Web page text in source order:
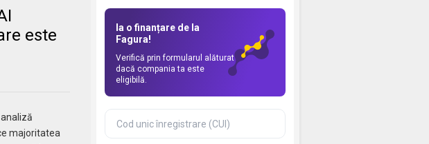
este
analiză
majoritatea